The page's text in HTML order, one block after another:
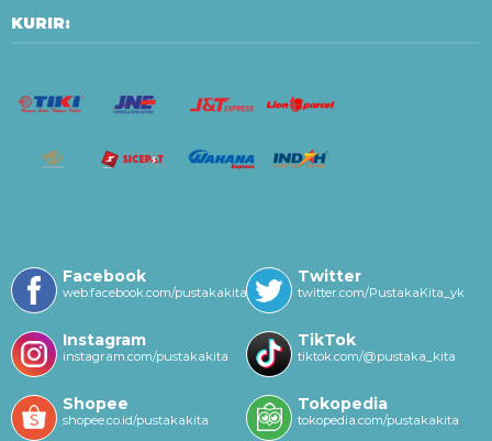
KURIR:
Facebook
web.facebook.com/pustakakitayk/
Twitter
twitter.com/PustakaKita_yk
Instagram
instagram.com/pustakakita
TikTok
tiktok.com/@pustaka_kita
Shopee
shopee.co.id/pustakakita
Tokopedia
tokopedia.com/pustakakita